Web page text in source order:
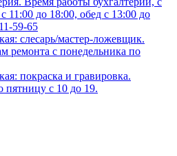
11:00 до 18:00, обед с 13:00 до
59-65
слесарь/мастер-ложевщик.
ремонта с понедельника по
покраска и гравировка.
пятницу с 10 до 19.